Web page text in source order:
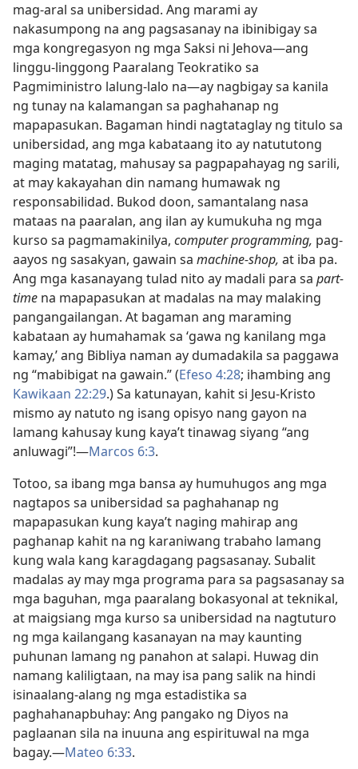
mag-aral sa unibersidad. Ang marami ay
nakasumpong na ang pagsasanay na ibinibigay sa
mga kongregasyon ng mga Saksi ni Jehova​—ang
linggu-linggong Paaralang Teokratiko sa
Pagmiministro lalung-lalo na​—ay nagbigay sa kanila
ng tunay na kalamangan sa paghahanap ng
mapapasukan. Bagaman hindi nagtataglay ng titulo sa
unibersidad, ang mga kabataang ito ay natututong
maging matatag, mahusay sa pagpapahayag ng sarili,
at may kakayahan din namang humawak ng
responsabilidad. Bukod doon, samantalang nasa
mataas na paaralan, ang ilan ay kumukuha ng mga
kurso sa pagmamakinilya, computer programming, pag-
aayos ng sasakyan, gawain sa machine-shop, at iba pa.
Ang mga kasanayang tulad nito ay madali para sa part-
time na mapapasukan at madalas na may malaking
pangangailangan. At bagaman ang maraming
kabataan ay humahamak sa ‘gawa ng kanilang mga
kamay,’ ang Bibliya naman ay dumadakila sa paggawa
ng “mabibigat na gawain.” (Efeso 4:​28; ihambing ang
Kawikaan 22:29.) Sa katunayan, kahit si Jesu-Kristo
mismo ay natuto ng isang opisyo nang gayon na
lamang kahusay kung kaya’t tinawag siyang “ang
anluwagi”!​—Marcos 6:3.
Totoo, sa ibang mga bansa ay humuhugos ang mga
nagtapos sa unibersidad sa paghahanap ng
mapapasukan kung kaya’t naging mahirap ang
paghanap kahit na ng karaniwang trabaho lamang
kung wala kang karagdagang pagsasanay. Subalit
madalas ay may mga programa para sa pagsasanay sa
mga baguhan, mga paaralang bokasyonal at teknikal,
at maigsiang mga kurso sa unibersidad na nagtuturo
ng mga kailangang kasanayan na may kaunting
puhunan lamang ng panahon at salapi. Huwag din
namang kaliligtaan, na may isa pang salik na hindi
isinaalang-alang ng mga estadistika sa
paghahanapbuhay: Ang pangako ng Diyos na
paglaanan sila na inuuna ang espirituwal na mga
bagay.​—Mateo 6:33.